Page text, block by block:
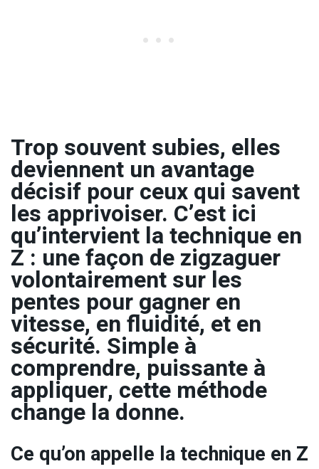
Trop souvent subies, elles
deviennent un avantage
décisif pour ceux qui savent
les apprivoiser. C’est ici
qu’intervient la technique en
Z : une façon de zigzaguer
volontairement sur les
pentes pour gagner en
vitesse, en fluidité, et en
sécurité. Simple à
comprendre, puissante à
appliquer, cette méthode
change la donne.
Ce qu’on appelle la technique en Z